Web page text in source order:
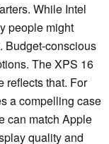
While Intel
people might
Budget-conscious
The XPS 16
reflects that. For
a compelling case
can match Apple
quality and